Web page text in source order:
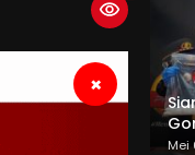
×
Mei